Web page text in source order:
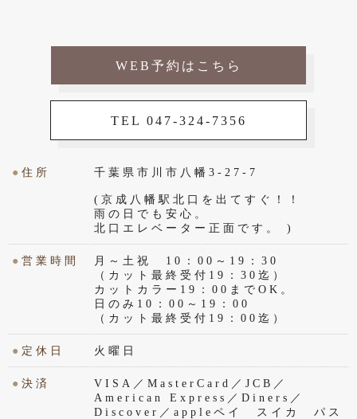
WEB予約はこちら
TEL 047-324-7356
●住所 千葉県市川市八幡3-27-7
(京成八幡駅北口を出てすぐ！！
雨の日でも安心。
北口エレベーター正面です。 )
●営業時間
月～土祝 10：00～19：30
（カット最終受付19：30迄）
カットカラー19：00までOK。
日のみ10：00～19：00
（カット最終受付19：00迄）
● 定休日 火曜日
●決済
VISA／MasterCard／JCB／
American Express／Diners／
Discover／appleペイ スイカ パス